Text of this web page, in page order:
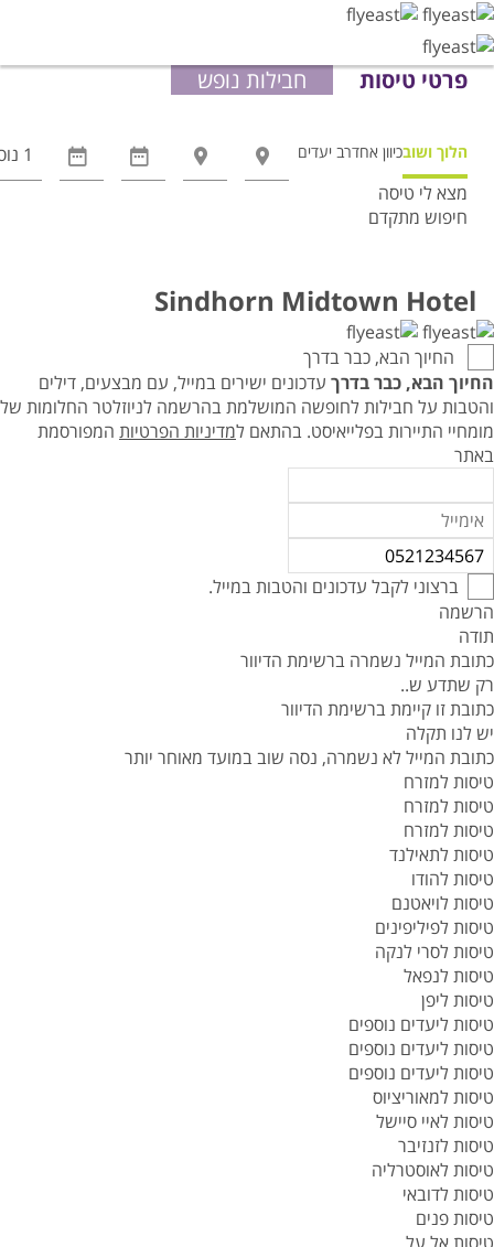
פרטי טיסות חבילות נופש
הלוך ושובכיוון אחדרב יעדים
מצא לי טיסה
חיפוש מתקדם
הנוספות
מוצגות
לפני
הכפתור
Sindhorn Midtown Hotel
החיוך הבא, כבר בדרך
החיוך הבא, כבר בדרך עדכונים ישירים במייל, עם מבצעים, דילים
והטבות על חבילות לחופשה המושלמת בהרשמה לניוזלטר החלומות של
מומחיי התיירות בפלייאיסט. בהתאם למדיניות הפרטיות המפורסמת
באתר
ברצוני לקבל עדכונים והטבות במייל.
הרשמה
תודה
כתובת המייל נשמרה ברשימת הדיוור
רק שתדע ש..
כתובת זו קיימת ברשימת הדיוור
יש לנו תקלה
כתובת המייל לא נשמרה, נסה שוב במועד מאוחר יותר
טיסות למזרח
טיסות למזרח
טיסות למזרח
טיסות לתאילנד
טיסות להודו
טיסות לויאטנם
טיסות לפיליפינים
טיסות לסרי לנקה
טיסות לנפאל
טיסות ליפן
טיסות ליעדים נוספים
טיסות ליעדים נוספים
טיסות ליעדים נוספים
טיסות למאוריציוס
טיסות לאיי סיישל
טיסות לזנזיבר
טיסות לאוסטרליה
טיסות לדובאי
טיסות פנים